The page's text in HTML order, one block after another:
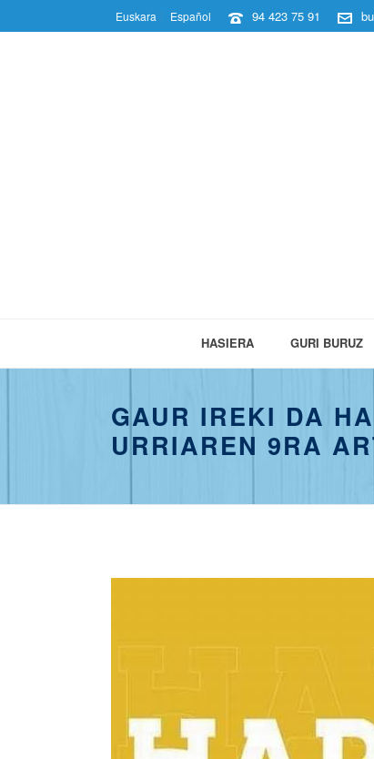
Euskara Español 94 423 75 91
HASIERA GURI BURUZ
GAUR IREKI DA
URRIAREN 9RA